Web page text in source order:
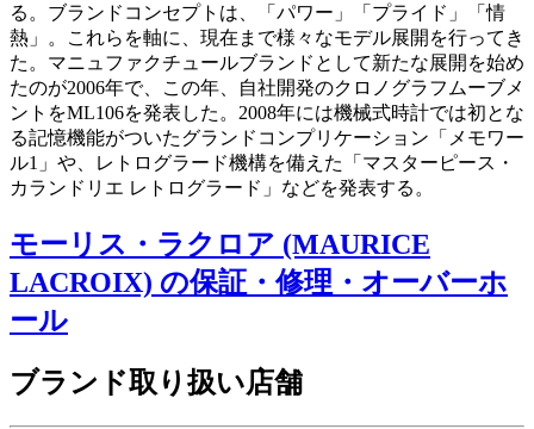
る。ブランドコンセプトは、「パワー」「プライド」「情
熱」。これらを軸に、現在まで様々なモデル展開を行ってき
た。マニュファクチュールブランドとして新たな展開を始め
たのが2006年で、この年、自社開発のクロノグラフムーブメ
ントをML106を発表した。2008年には機械式時計では初とな
る記憶機能がついたグランドコンプリケーション「メモワー
ル1」や、レトログラード機構を備えた「マスターピース・
カランドリエ レトログラード」などを発表する。
モーリス・ラクロア (MAURICE
LACROIX) の保証・修理・オーバーホ
ール
ブランド取り扱い店舗